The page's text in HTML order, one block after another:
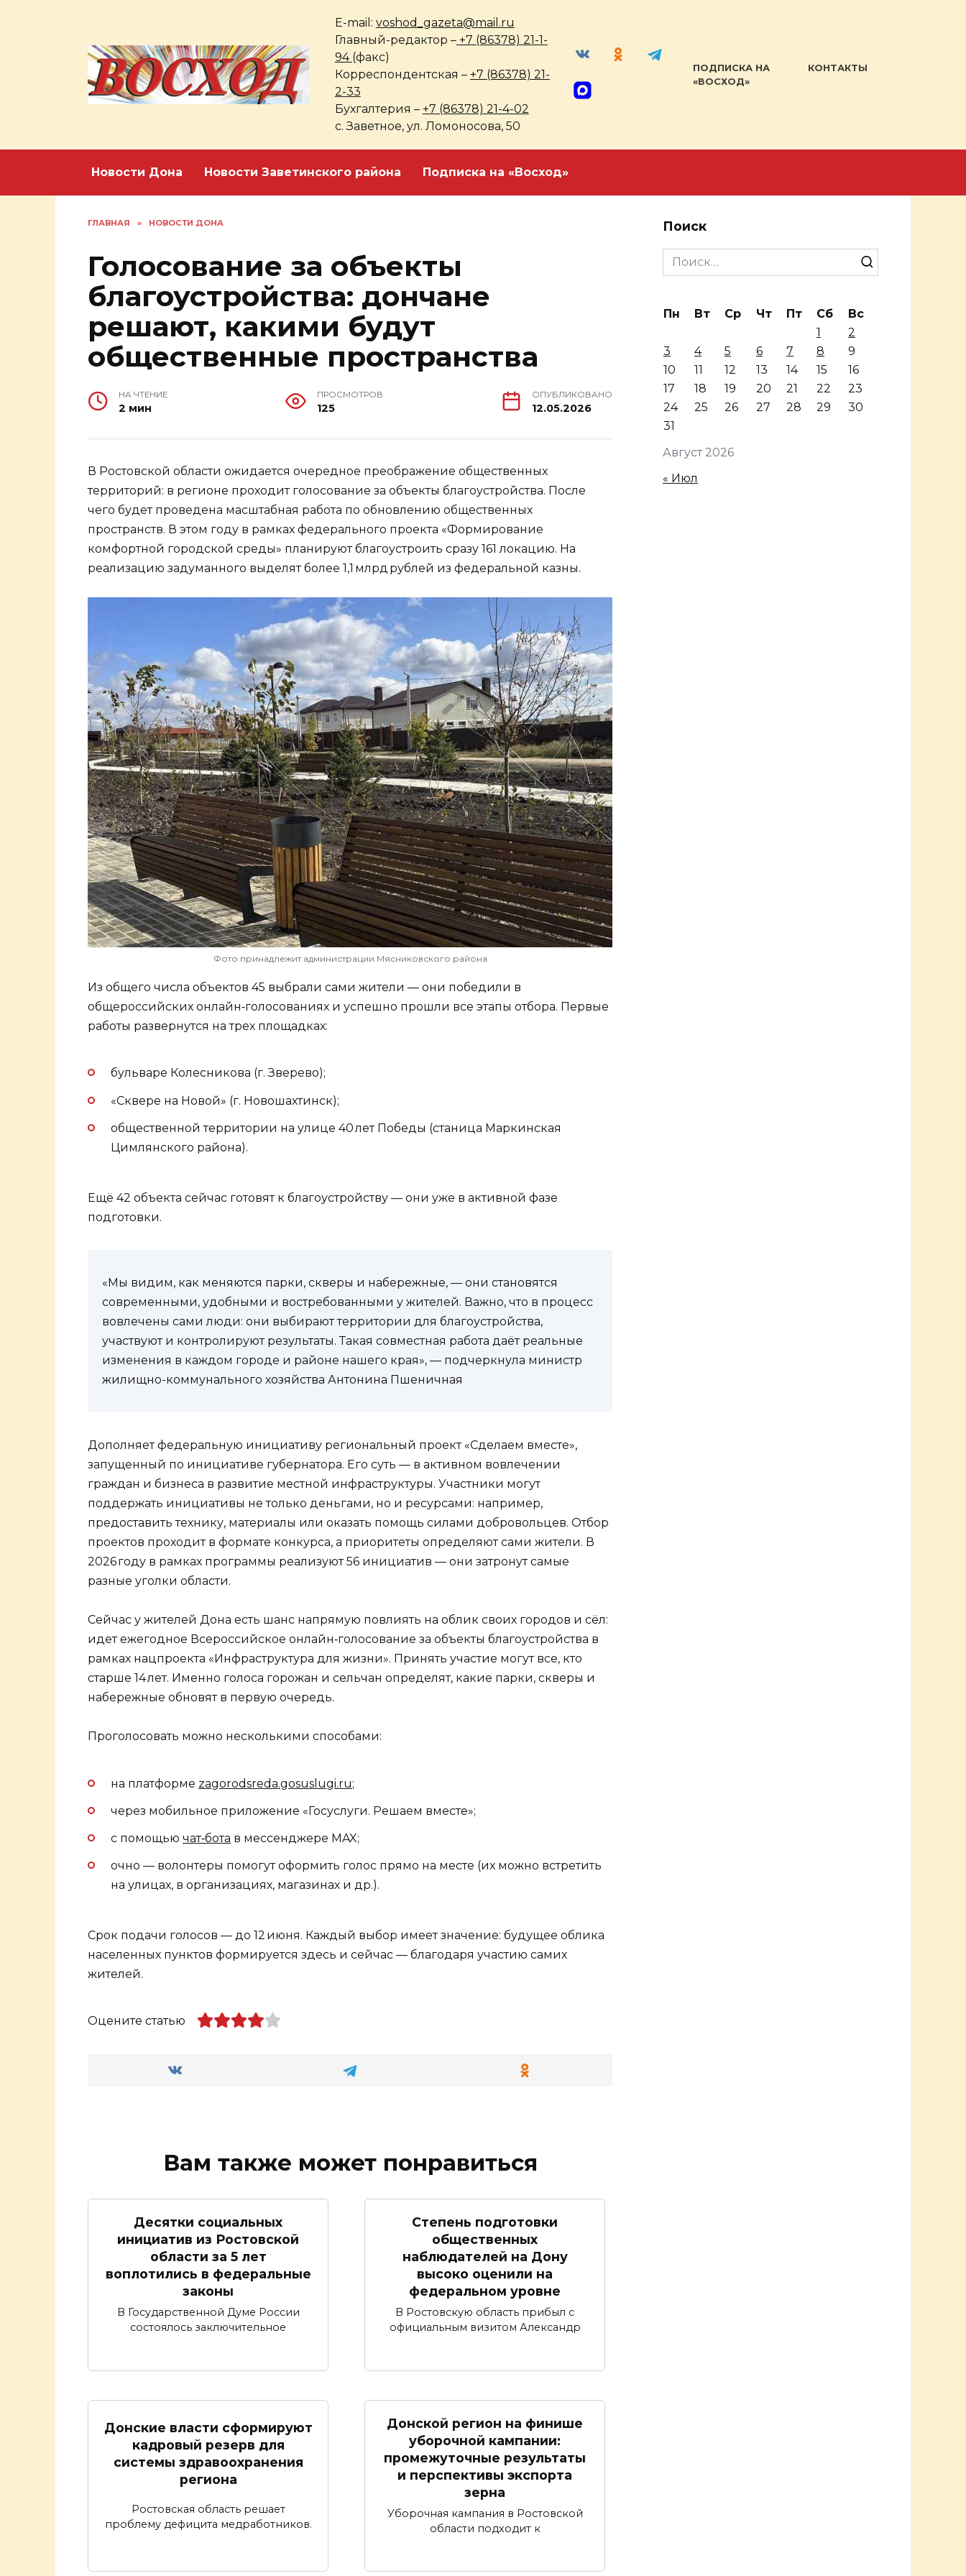
E-mail: voshod_gazeta@mail.ru
Главный-редактор –+7 (86378) 21-1-
94 (факс)
Корреспондентская – +7 (86378) 21-
2-33
Бухгалтерия – +7 (86378) 21-4-02
с. Заветное, ул. Ломоносова, 50
ПОДПИСКА НА
«ВОСХОД»
КОНТАКТЫ
Новости Дона Новости Заветинского района Подписка на «Восход»
ГЛАВНАЯ » НОВОСТИ ДОНА
Голосование за объекты
благоустройства: дончане
решают, какими будут
общественные пространства
НА ЧТЕНИЕ
2 мин
ПРОСМОТРОВ
125
ОПУБЛИКОВАНО
12.05.2026
В Ростовской области ожидается очередное преображение общественных
территорий: в регионе проходит голосование за объекты благоустройства. После
чего будет проведена масштабная работа по обновлению общественных
пространств. В этом году в рамках федерального проекта «Формирование
комфортной городской среды» планируют благоустроить сразу 161 локацию. На
реализацию задуманного выделят более 1,1 млрд рублей из федеральной казны.
Фото принадлежит администрации Мясниковского района
Из общего числа объектов 45 выбрали сами жители — они победили в
общероссийских онлайн‑голосованиях и успешно прошли все этапы отбора. Первые
работы развернутся на трех площадках:
бульваре Колесникова (г. Зверево);
«Сквере на Новой» (г. Новошахтинск);
общественной территории на улице 40 лет Победы (станица Маркинская
Цимлянского района).
Ещё 42 объекта сейчас готовят к благоустройству — они уже в активной фазе
подготовки.
«Мы видим, как меняются парки, скверы и набережные, — они становятся
современными, удобными и востребованными у жителей. Важно, что в процесс
вовлечены сами люди: они выбирают территории для благоустройства,
участвуют и контролируют результаты. Такая совместная работа даёт реальные
изменения в каждом городе и районе нашего края», — подчеркнула министр
жилищно-коммунального хозяйства Антонина Пшеничная
Дополняет федеральную инициативу региональный проект «Сделаем вместе»,
запущенный по инициативе губернатора. Его суть — в активном вовлечении
граждан и бизнеса в развитие местной инфраструктуры. Участники могут
поддержать инициативы не только деньгами, но и ресурсами: например,
предоставить технику, материалы или оказать помощь силами добровольцев. Отбор
проектов проходит в формате конкурса, а приоритеты определяют сами жители. В
2026 году в рамках программы реализуют 56 инициатив — они затронут самые
разные уголки области.
Сейчас у жителей Дона есть шанс напрямую повлиять на облик своих городов и сёл:
идет ежегодное Всероссийское онлайн‑голосование за объекты благоустройства в
рамках нацпроекта «Инфраструктура для жизни». Принять участие могут все, кто
старше 14 лет. Именно голоса горожан и сельчан определят, какие парки, скверы и
набережные обновят в первую очередь.
Проголосовать можно несколькими способами:
на платформе zagorodsreda.gosuslugi.ru;
через мобильное приложение «Госуслуги. Решаем вместе»;
с помощью чат‑бота в мессенджере MAX;
очно — волонтеры помогут оформить голос прямо на месте (их можно встретить
на улицах, в организациях, магазинах и др.).
Срок подачи голосов — до 12 июня. Каждый выбор имеет значение: будущее облика
населенных пунктов формируется здесь и сейчас — благодаря участию самих
жителей.
Оцените статью
Вам также может понравиться
Десятки социальных
инициатив из Ростовской
области за 5 лет
воплотились в федеральные
законы
В Государственной Думе России
состоялось заключительное
Степень подготовки
общественных
наблюдателей на Дону
высоко оценили на
федеральном уровне
В Ростовскую область прибыл с
официальным визитом Александр
Донские власти сформируют
кадровый резерв для
системы здравоохранения
региона
Ростовская область решает
проблему дефицита медработников.
Донской регион на финише
уборочной кампании:
промежуточные результаты
и перспективы экспорта
зерна
Уборочная кампания в Ростовской
области подходит к
Поиск
Search
for:
Август 2026
Пн Вт Ср Чт Пт Сб
Вс
1
2
3
4 5 6 7 8
9
10
11 12 13 14 15
16
17
18 19 20 21 22
23
24
25 26 27 28 29
30
31
« Июл